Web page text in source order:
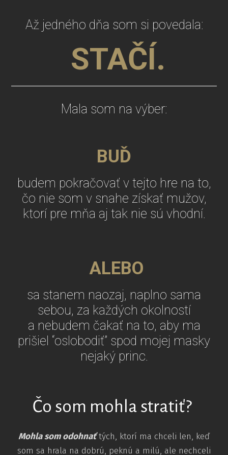
Až jedného dňa som si povedala:
STAČÍ.
Mala som na výber:
BUĎ
budem pokračovať v tejto hre na to,
čo nie som v snahe získať mužov,
ktorí pre mňa aj tak nie sú vhodní.
ALEBO
sa stanem naozaj, naplno sama
sebou, za každých okolností
a nebudem čakať na to, aby ma
prišiel “oslobodiť” spod mojej masky
nejaký princ.
Čo som mohla stratiť?
Mohla som odohnať tých, ktorí ma chceli len, keď
som sa hrala na dobrú, peknú a milú, ale nechceli